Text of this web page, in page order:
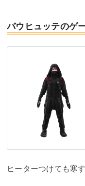
バウヒュッテのゲ
ヒーターつけても寒